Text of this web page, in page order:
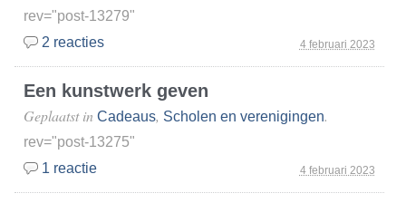
4 februari 2023
rev="post-13279"
2 reacties
Een kunstwerk geven
4 februari 2023
Geplaatst in Cadeaus, Scholen en verenigingen.
rev="post-13275"
1 reactie